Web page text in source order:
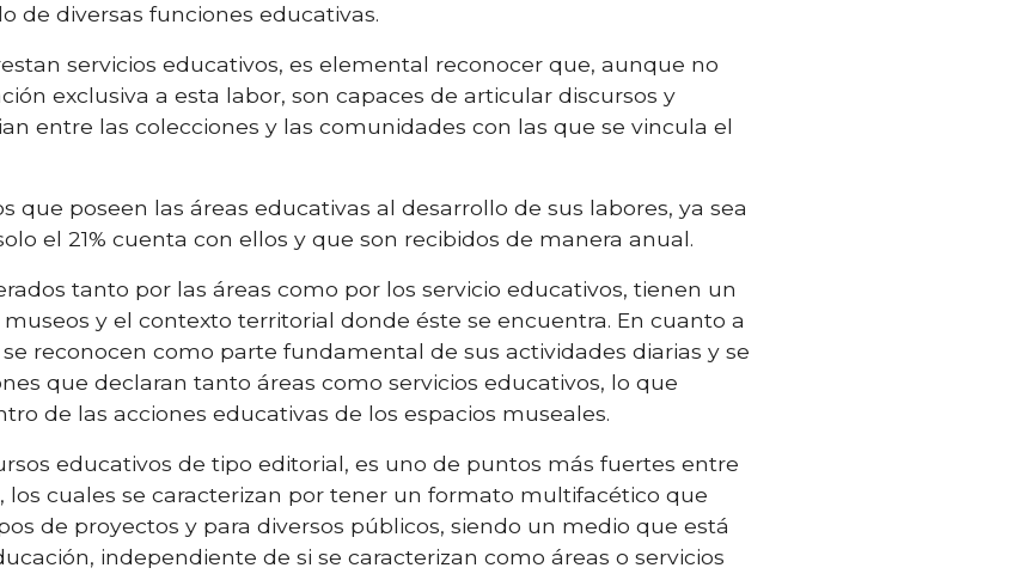
de diversas funciones educativas.
servicios educativos, es elemental reconocer que, aunque no
exclusiva a esta labor, son capaces de articular discursos y
entre las colecciones y las comunidades con las que se vincula el
que poseen las áreas educativas al desarrollo de sus labores, ya sea
el 21% cuenta con ellos y que son recibidos de manera anual.
tanto por las áreas como por los servicio educativos, tienen un
y el contexto territorial donde éste se encuentra. En cuanto a
reconocen como parte fundamental de sus actividades diarias y se
que declaran tanto áreas como servicios educativos, lo que
de las acciones educativas de los espacios museales.
educativos de tipo editorial, es uno de puntos más fuertes entre
los cuales se caracterizan por tener un formato multifacético que
de proyectos y para diversos públicos, siendo un medio que está
independiente de si se caracterizan como áreas o servicios